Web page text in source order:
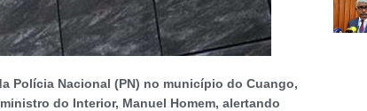
Polícia Nacional (PN) no município do Cuango,
do Interior, Manuel Homem, alertando